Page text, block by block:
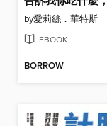
by愛莉絲．華特斯
EBOOK
BORROW